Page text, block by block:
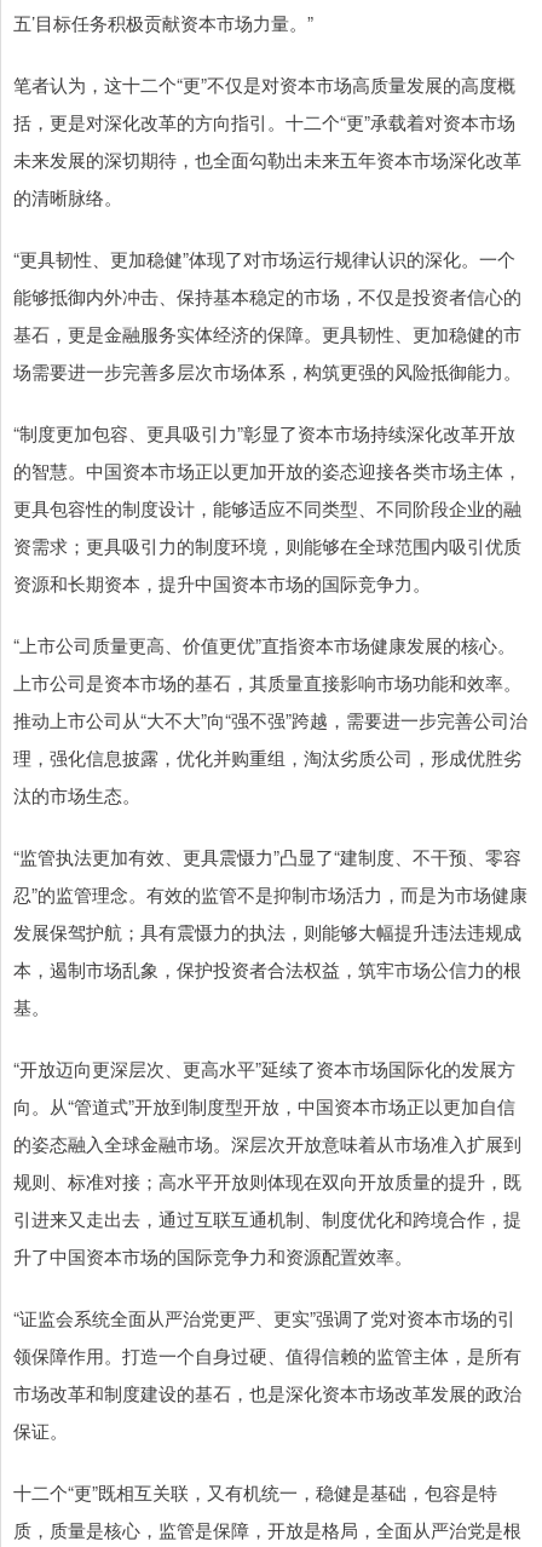
五’目标任务积极贡献资本市场力量。”
笔者认为，这十二个“更”不仅是对资本市场高质量发展的高度概
括，更是对深化改革的方向指引。十二个“更”承载着对资本市场
未来发展的深切期待，也全面勾勒出未来五年资本市场深化改革
的清晰脉络。
“更具韧性、更加稳健”体现了对市场运行规律认识的深化。一个
能够抵御内外冲击、保持基本稳定的市场，不仅是投资者信心的
基石，更是金融服务实体经济的保障。更具韧性、更加稳健的市
场需要进一步完善多层次市场体系，构筑更强的风险抵御能力。
“制度更加包容、更具吸引力”彰显了资本市场持续深化改革开放
的智慧。中国资本市场正以更加开放的姿态迎接各类市场主体，
更具包容性的制度设计，能够适应不同类型、不同阶段企业的融
资需求；更具吸引力的制度环境，则能够在全球范围内吸引优质
资源和长期资本，提升中国资本市场的国际竞争力。
“上市公司质量更高、价值更优”直指资本市场健康发展的核心。
上市公司是资本市场的基石，其质量直接影响市场功能和效率。
推动上市公司从“大不大”向“强不强”跨越，需要进一步完善公司治
理，强化信息披露，优化并购重组，淘汰劣质公司，形成优胜劣
汰的市场生态。
“监管执法更加有效、更具震慑力”凸显了“建制度、不干预、零容
忍”的监管理念。有效的监管不是抑制市场活力，而是为市场健康
发展保驾护航；具有震慑力的执法，则能够大幅提升违法违规成
本，遏制市场乱象，保护投资者合法权益，筑牢市场公信力的根
基。
“开放迈向更深层次、更高水平”延续了资本市场国际化的发展方
向。从“管道式”开放到制度型开放，中国资本市场正以更加自信
的姿态融入全球金融市场。深层次开放意味着从市场准入扩展到
规则、标准对接；高水平开放则体现在双向开放质量的提升，既
引进来又走出去，通过互联互通机制、制度优化和跨境合作，提
升了中国资本市场的国际竞争力和资源配置效率‌。
“证监会系统全面从严治党更严、更实”强调了党对资本市场的引
领保障作用。打造一个自身过硬、值得信赖的监管主体，是所有
市场改革和制度建设的基石，也是深化资本市场改革发展的政治
保证。
十二个“更”既相互关联，又有机统一，稳健是基础，包容是特
质，质量是核心，监管是保障，开放是格局，全面从严治党是根